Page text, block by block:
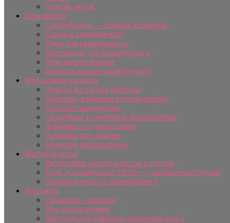
Список меток
Полезности
Скрапбукинг — словарь терминов
Стили в скрапбукинге
Идеи для скрапбукинга
Материалы для скрапбукинга
Мои мастер-классы
Новости в мире скрапбукинга
Фотоальбом на заказ
Ответы на частые вопросы
Примеры альбомов ручной работы
Детский скрапбукинг
Свадебные и семейные фотоальбомы
Альбомы о путешествиях
Альбомы про любовь
Мужские фотоальбомы
Мастер-классы
Расписание мастер-классов в студии
Курс «Скрапбукинг 100%» — набирается группа!
Онлайн-курсы по скрапбукингу
Контакты
Связаться с автором
Мое скрап-резюме
Как стать постоянным читателем блога